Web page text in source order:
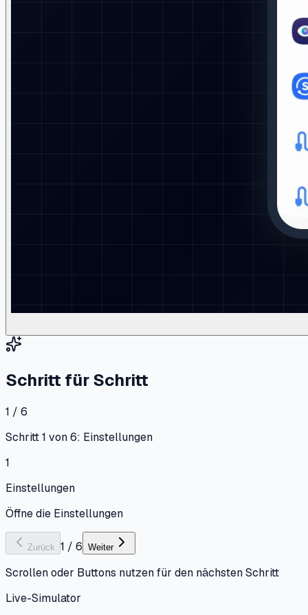
Schritt für Schritt
1 / 6
Schritt 1 von 6: Einstellungen
1
Einstellungen
Öffne die Einstellungen
Zurück 1 / 6 Weiter
Scrollen oder Buttons nutzen für den nächsten Schritt
Live-Simulator